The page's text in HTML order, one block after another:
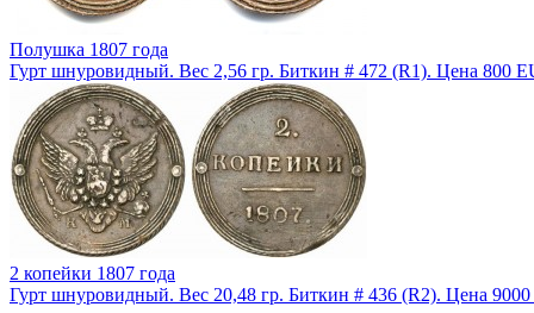
Полушка 1807 года
Гурт шнуровидный. Вес 2,56 гр. Биткин # 472 (R1). Цена 800
2 копейки 1807 года
Гурт шнуровидный. Вес 20,48 гр. Биткин # 436 (R2). Цена